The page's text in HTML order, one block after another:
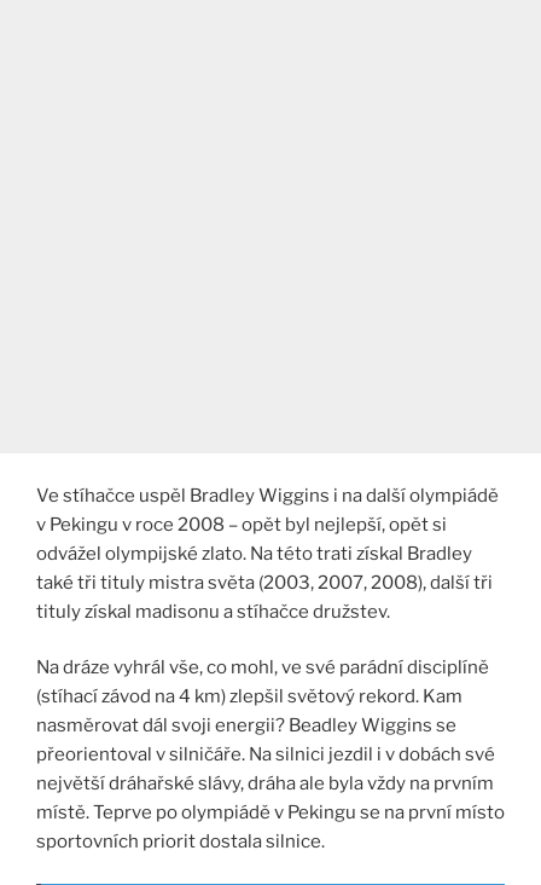
Ve stíhačce uspěl Bradley Wiggins i na další olympiádě
v Pekingu v roce 2008 – opět byl nejlepší, opět si
odvážel olympijské zlato. Na této trati získal Bradley
také tři tituly mistra světa (2003, 2007, 2008), další tři
tituly získal madisonu a stíhačce družstev.
Na dráze vyhrál vše, co mohl, ve své parádní disciplíně
(stíhací závod na 4 km) zlepšil světový rekord. Kam
nasměrovat dál svoji energii? Beadley Wiggins se
přeorientoval v silničáře. Na silnici jezdil i v dobách své
největší dráhařské slávy, dráha ale byla vždy na prvním
místě. Teprve po olympiádě v Pekingu se na první místo
sportovních priorit dostala silnice.